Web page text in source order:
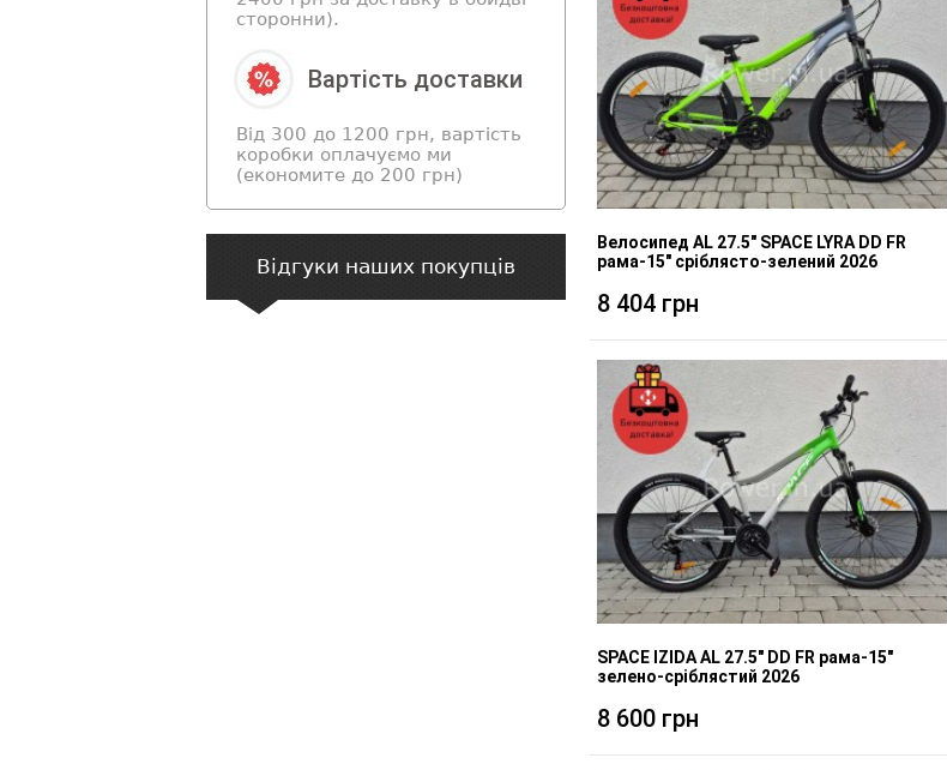
Велосипед AL 27.5" SPACE LYRA DD FR
рама-15" сріблясто-зелений 2026
8 404 грн
SPACE IZIDA AL 27.5" DD FR рама-15"
зелено-сріблястий 2026
8 600 грн
сторонни).
Вартість доставки
Від 300 до 1200 грн, вартість
коробки оплачуємо ми
(економите до 200 грн)
Відгуки наших покупців